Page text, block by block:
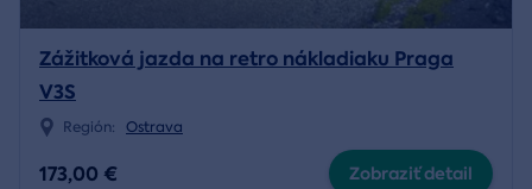
Zážitková jazda na retro nákladiaku Praga
V3S
Región: Ostrava
173,00 € Zobraziť detail